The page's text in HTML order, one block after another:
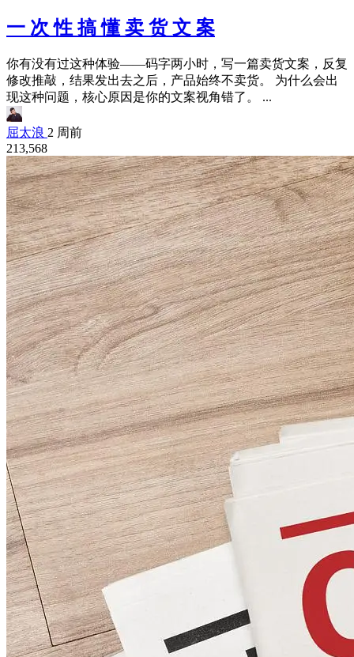
一 次 性 搞 懂 卖 货 文 案
你有没有过这种体验——码字两小时，写一篇卖货文案，反复
修改推敲，结果发出去之后，产品始终不卖货。 为什么会出
现这种问题，核心原因是你的文案视角错了。 ...
屈太浪 2 周前
213,568